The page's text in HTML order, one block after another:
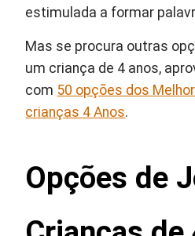
estimulada a formar
Mas se procura outras
um criança de 4 anos,
com 50 opções dos
crianças 4 Anos.
Opções de